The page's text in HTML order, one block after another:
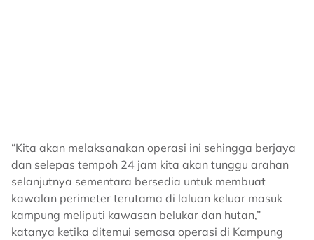
“Kita akan melaksanakan operasi ini sehingga berjaya
dan selepas tempoh 24 jam kita akan tunggu arahan
selanjutnya sementara bersedia untuk membuat
kawalan perimeter terutama di laluan keluar masuk
kampung meliputi kawasan belukar dan hutan,”
katanya ketika ditemui semasa operasi di Kampung